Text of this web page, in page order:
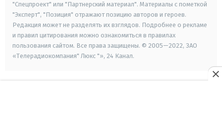
"Спецпроект" или "Партнерский материал". Материалы с пометкой
"Эксперт", "Позиция" отражают позицию авторов и героев.
Редакция может не разделять их взглядов. Подробнее о рекламе
и правил цитирования можно ознакомиться в правилах
пользования сайтом. Все права защищены. © 2005—2022, ЗАО
«Телерадиокомпания" Люкс "», 24 Канал.